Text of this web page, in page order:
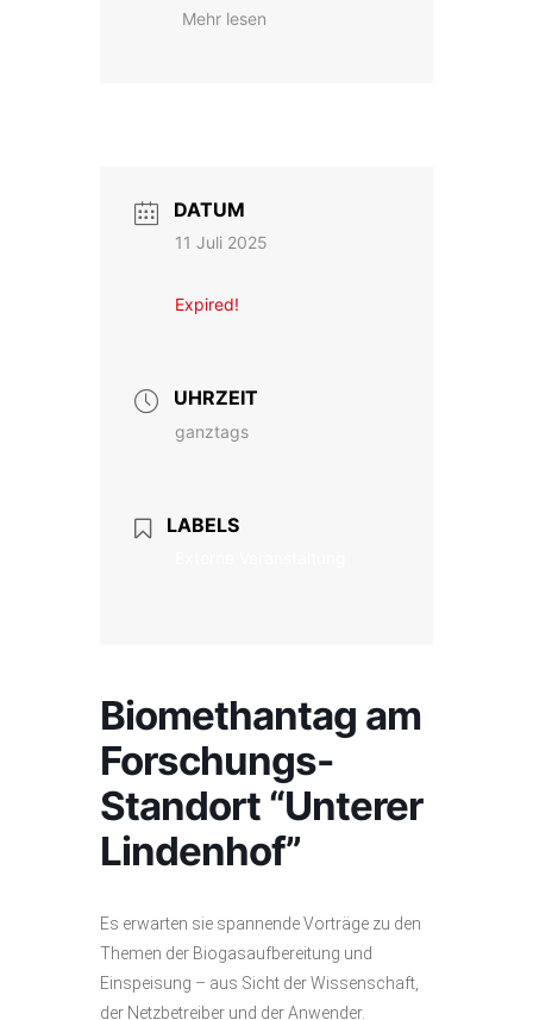
Mehr lesen
DATUM
11 Juli 2025
Expired!
UHRZEIT
ganztags
LABELS
Biomethantag am
Forschungs-
Standort “Unterer
Lindenhof”
Es erwarten sie spannende Vorträge zu den
Themen der Biogasaufbereitung und
Einspeisung – aus Sicht der Wissenschaft,
der Netzbetreiber und der Anwender.